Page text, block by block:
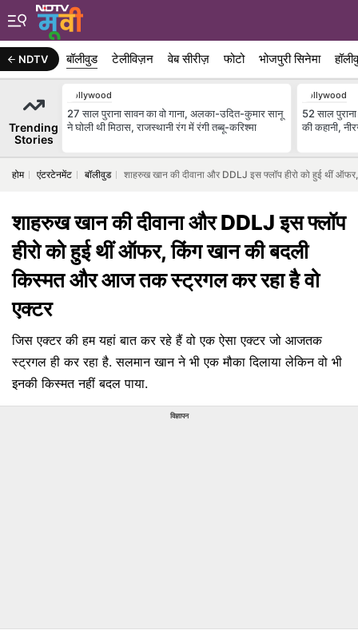
NDTV बॉलीवुड टेलीविज़न वेब सीरीज़ फोटो भोजपुरी सिनेमा
Trending
Stories
Bollywood
27 साल पुराना सावन का वो गाना, अलका-उदित-कुमार सानू
ने घोली थी मिठास, राजस्थानी रंग में रंगी तब्बू-करिश्मा
Bollywood
52 साल
की कहानी,
होम एंटरटेनमेंट बॉलीवुड शाहरुख खान की दीवाना और DDLJ इस फ्लॉप हीरो को हुई थीं
शाहरुख खान की दीवाना और DDLJ इस फ्लॉप
हीरो को हुई थीं ऑफर, किंग खान की बदली
किस्मत और आज तक स्ट्रगल कर रहा है वो
एक्टर
जिस एक्टर की हम यहां बात कर रहे हैं वो एक ऐसा एक्टर जो आजतक
स्ट्रगल ही कर रहा है. सलमान खान ने भी एक मौका दिलाया लेकिन वो भी
इनकी किस्मत नहीं बदल पाया.
विज्ञापन